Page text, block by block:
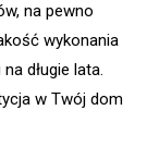
na pewno
wykonania
długie lata.
w Twój dom